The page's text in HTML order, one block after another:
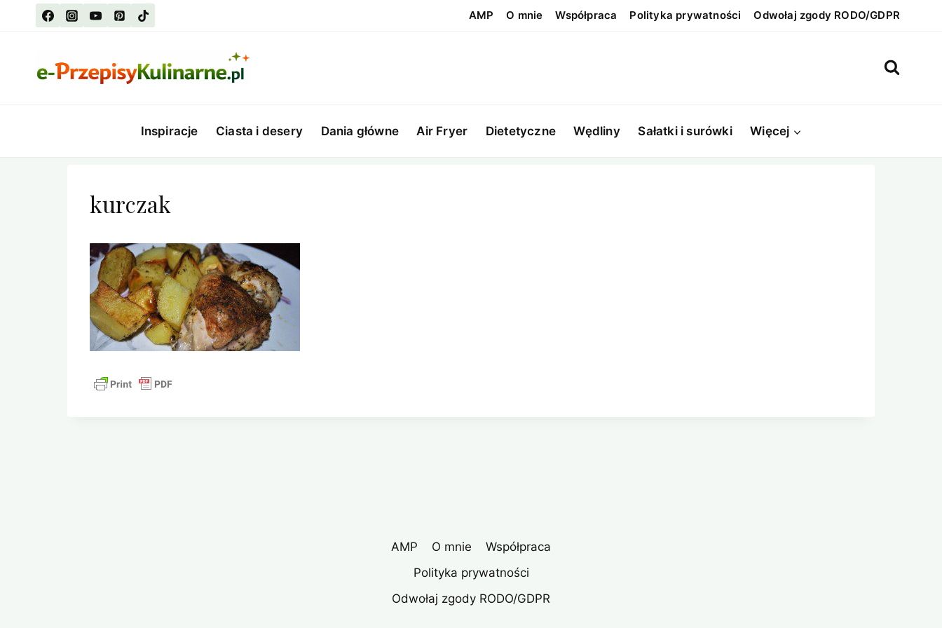
AMP O mnie Współpraca Polityka prywatności Odwołaj zgody RODO/GDPR
Inspiracje Ciasta i desery Dania główne Air Fryer Dietetyczne Wędliny Sałatki i surówki Więcej
kurczak
AMP O mnie
Współpraca
Polityka prywatności
Odwołaj zgody RODO/GDPR